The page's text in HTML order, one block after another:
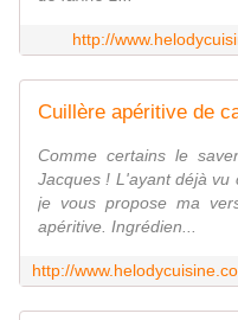
http://
Comme certains le
Jacques ! L'ayant déjà vu
je vous propose ma
apéritive. Ingrédien...